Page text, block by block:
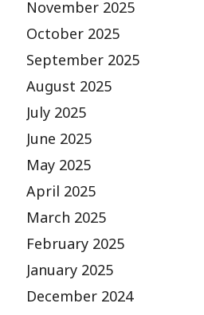
November 2025
October 2025
September 2025
August 2025
July 2025
June 2025
May 2025
April 2025
March 2025
February 2025
January 2025
December 2024